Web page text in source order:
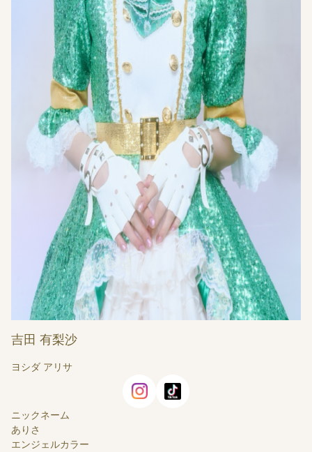
吉田 有梨沙
ヨシダ アリサ
ニックネーム
ありさ
エンジェルカラー